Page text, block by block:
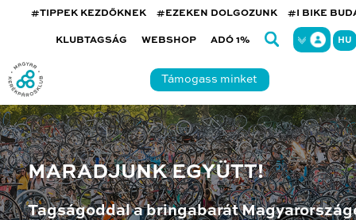
#TIPPEK KEZDŐKNEK #EZEKEN DOLGOZUNK #I BIKE
KLUBTAGSÁG WEBSHOP ADÓ 1% HU
Támogass minket
MARADJUNK EGYÜTT!
Tagságoddal a bringabarát